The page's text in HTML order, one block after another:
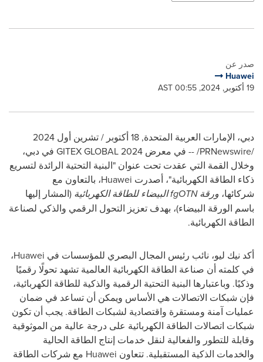
صدر عن
Huawei
19 أكتوبر, 2024, 00:55 AST
دبي، الإمارات العربية المتحدة, 18 أكتوبر / تشرين أول 2024
/
PRNewswire/ -- في معرض GITEX GLOBAL 2024 في دبي،
وخلال القمة التي عقدت تحت عنوان "البنية التحتية الرائدة لتسريع
ذكاء الطاقة الكهربائية"، أصدرت Huawei، بالتعاون مع
شركائها، ورقةfgOTNالبيضاء للطاقة الكهربائية (المشار إليها
باسم الورقة البيضاء)، بهدف تعزيز التحول الرقمي والذكي لصناعة
الطاقة الكهربائية.
أكد نيك ليو، نائب رئيس المجال البصري للمؤسسات في Huawei،
في كلمته أن صناعة الطاقة الكهربائية العالمية تشهد تحولًا رقميًا
وذكيًا. وباعتبارها البنية التحتية الرقمية والذكية للطاقة الكهربائية،
فإن شبكات الاتصالات هي الأساس ويمكن أن تساعد في ضمان
عمليات آمنة ومستقرة واقتصادية لشبكات الطاقة. يجب أن تكون
شبكات اتصالات الطاقة الكهربائية على درجة عالية من الموثوقية
وقابلة للتطور والفعالية لنقل خدمات إنتاج الطاقة الحالية
والخدمات الذكية المستقبلية. تتعاون Huawei مع شركات الطاقة